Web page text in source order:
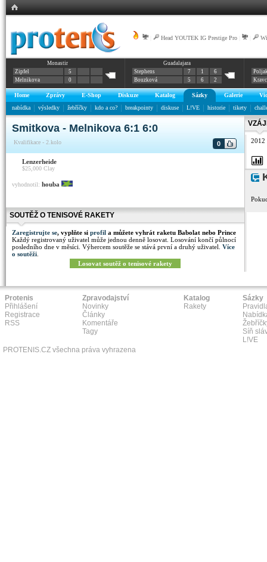
Head YOUTEK IG Prestige Pro
Monastir
Zipfel
5
Melnikova
0
Guadalajara
Stephens
7 1
6
Bouzková
5 6 2
Home Zprávy E-Shop Diskuze Katalog Sázky Galerie
nabídka
výsledky žebříčky kdo a co? breakpointy diskuse L!VE historie tikety
Smitkova - Melnikova 6:1 6:0
Kvalifikace - 2.kolo 0
Lenzerheide
$25,000 Clay
vyhodnotil: houba
SOUTĚŽ O TENISOVÉ RAKETY
Zaregistrujte se, vyplňte si profil a můžete vyhrát raketu Babolat nebo Prince
Každý registrovaný uživatel může jednou denně losovat. Losování končí půlnocí
posledního dne v měsíci. Výhercem soutěže se stává první a druhý uživatel. Více
o soutěži
Losovat soutěž o tenisové rakety
2012
Protenis
Přihlášení
Registrace
RSS
Zpravodajství
Novinky
Články
Komentáře
Tagy
Katalog
Rakety
Sázky
Síň
L!VE
PROTENIS.CZ všechna práva vyhrazena